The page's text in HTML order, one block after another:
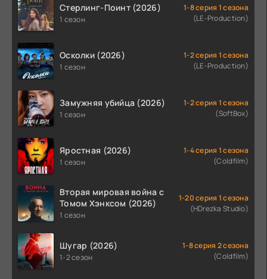
Стерлинг-Поинт (2026)
1 сезон
1-8 серия 1 сезона
(LE-Production)
Осколки (2026)
1 сезон
1-2 серия 1 сезона
(LE-Production)
Замужняя убийца (2026)
1 сезон
1-2 серия 1 сезона
(SoftBox)
Яростная (2026)
1 сезон
1-4 серия 1 сезона
(Coldfilm)
Вторая мировая война с
Томом Хэнксом (2026)
1 сезон
1-20 серия 1 сезона
(HDrezka Studio)
Шугар (2026)
1-2 сезон
1-8 серия 2 сезона
(Coldfilm)